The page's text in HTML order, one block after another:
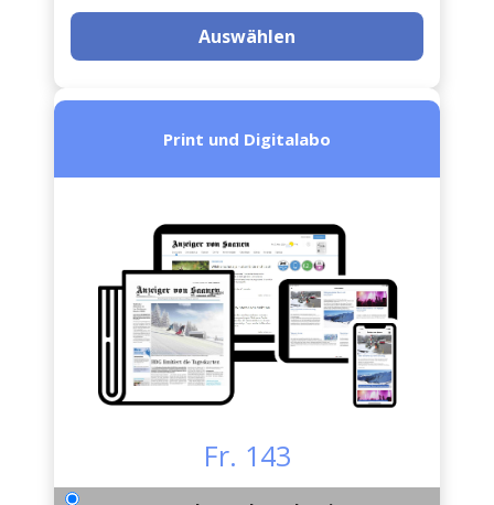
Auswählen
Print und Digitalabo
Fr. 143